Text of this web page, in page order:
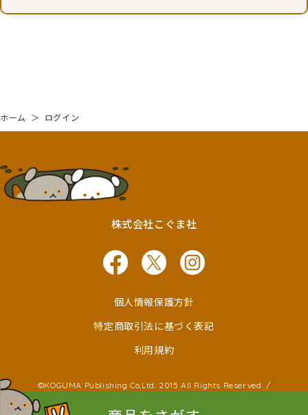
ホーム ＞ ログイン
株式会社こぐま社
個人情報保護方針
特定商取引法に基づく表記
利用規約
©KOGUMA Publishing Co,Ltd. 2015 All Rights Reserved. /
©Kayako Nishimaki ©Taro Miura